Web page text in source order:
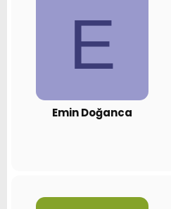
t
i
E
Emin Doğanca